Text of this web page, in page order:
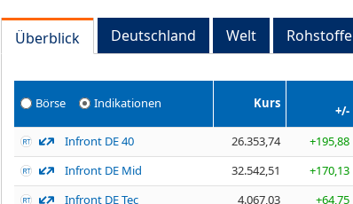
Überblick Deutschland Welt Rohstoffe
Börse Indikationen Kurs
+/-
Infront DE 40
26.353,74 +195,88
Infront DE Mid
32.542,51 +170,13
Infront DE Tec
4.067,03 +64,75